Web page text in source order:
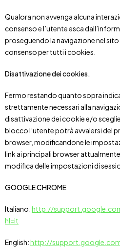
Qualora non avvenga alcuna
consenso e l’utente esca
proseguendo la navigazione nel
consenso per tutti i cookies.
Disattivazione dei cookies.
Fermo restando quanto sopra
strettamente necessari alla
disattivazione dei cookie e/o
blocco l’utente potrà avvalersi del
browser, modificandone le
link ai principali browser
modifica delle impostazioni di
GOOGLE CHROME
Italiano:http://
hl=it
English:http://